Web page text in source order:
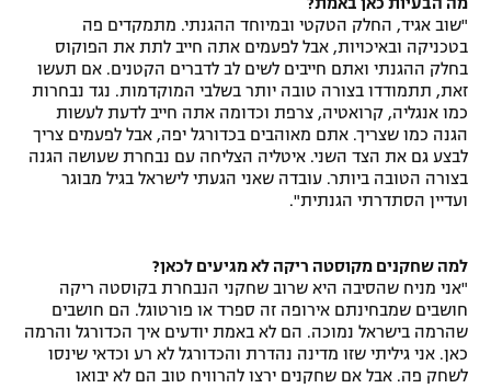
מה הבעיות כאן באמת?
"שוב אגיד, החלק הטקטי ובמיוחד ההגנתי. מתמקדים פה
בטכניקה ובאיכויות, אבל לפעמים אתה חייב לתת את הפוקוס
בחלק ההגנתי ואתם חייבים לשים לב לדברים הקטנים. אם תעשו
זאת, תתמודדו בצורה טובה יותר בשלבי המוקדמות. נגד נבחרות
כמו אנגליה, קרואטיה, צרפת וכדומה אתה חייב לדעת לעשות
הגנה כמו שצריך. אתם מאוהבים בכדורגל יפה, אבל לפעמים צריך
לבצע גם את הצד השני. איטליה הצליחה עם נבחרת שעושה הגנה
בצורה הטובה ביותר. עובדה שאני הגעתי לישראל בגיל מבוגר
ועדיין הסתדרתי הגנתית".
למה שחקנים מקוסטה ריקה לא מגיעים לכאן?
"אני מניח שהסיבה היא שרוב שחקני הנבחרת בקוסטה ריקה
חושבים שמבחינתם אירופה זה ספרד או פורטוגל. הם חושבים
שהרמה בישראל נמוכה. הם לא באמת יודעים איך הכדורגל והרמה
כאן. אני גיליתי שזו מדינה נהדרת והכדורגל לא רע וכדאי שינסו
לשחק פה. אבל אם שחקנים ירצו להרוויח טוב הם לא יבואו